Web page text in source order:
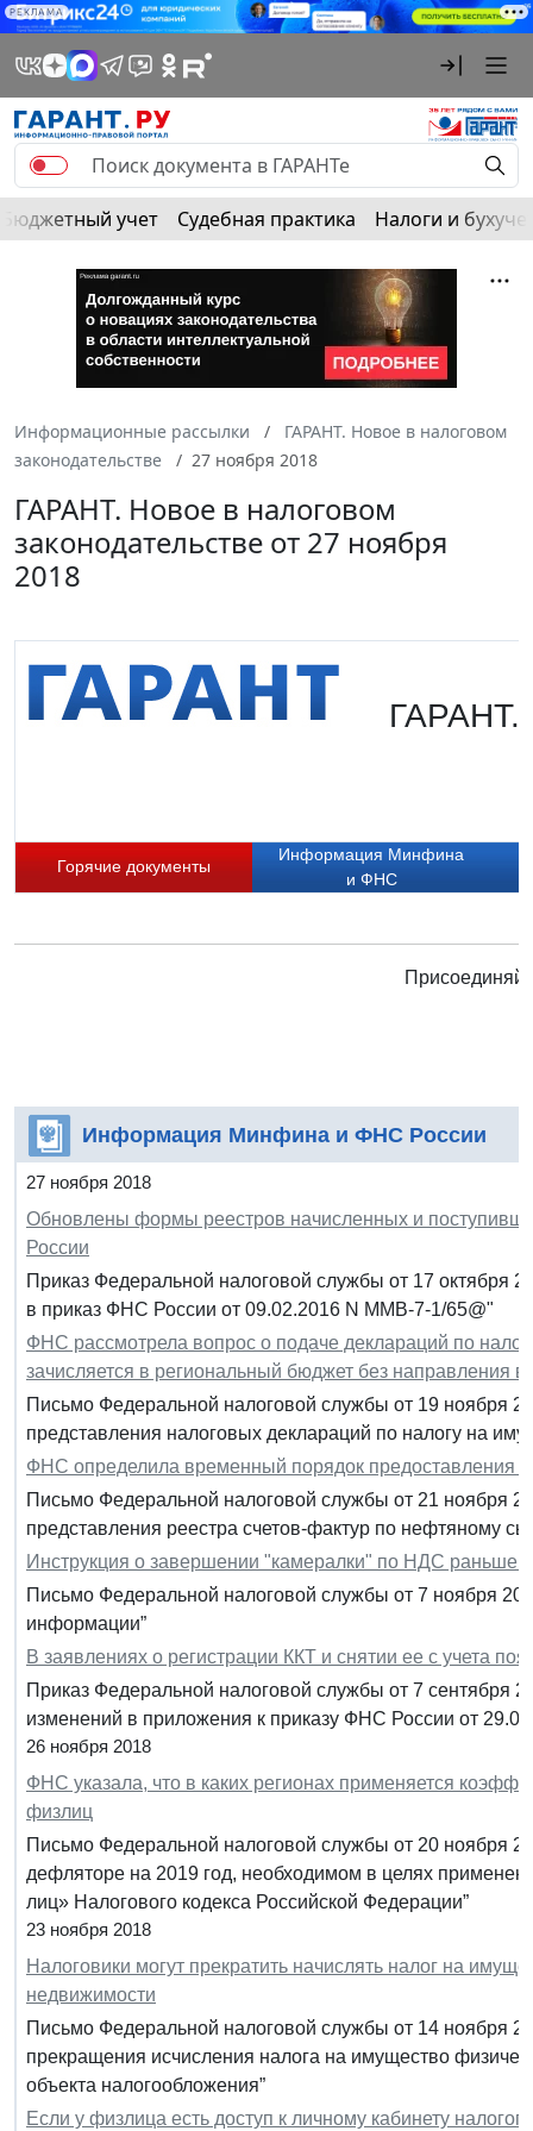
РЕКЛАМА
Бюджетный учет Судебная практика Налоги и
Информационные рассылки
ГАРАНТ. Новое в налоговом
законодательстве
27 ноября 2018
ГАРАНТ. Новое в налоговом
законодательстве от 27 ноября
2018
ГАРАНТ.
Горячие документы
Информация Минфина
и ФНС
Информация Минфина и ФНС России
27 ноября 2018
Обновлены формы реестров начисленных и
России
Приказ Федеральной налоговой службы от 17 октября
в приказ ФНС России от 09.02.2016 N ММВ-7-1/65@"
ФНС рассмотрела вопрос о подаче деклараций по
зачисляется в региональный бюджет без направления
Письмо Федеральной налоговой службы от 19 ноября
представления налоговых деклараций по налогу на
ФНС определила временный порядок предоставления
Письмо Федеральной налоговой службы от 21 ноября
представления реестра счетов-фактур по нефтяному
Инструкция о завершении "камералки" по НДС раньше
Письмо Федеральной налоговой службы от 7 ноября
информации”
В заявлениях о регистрации ККТ и снятии ее с учета
Приказ Федеральной налоговой службы от 7
изменений в приложения к приказу ФНС России от
26 ноября 2018
ФНС указала, что в каких регионах применяется
физлиц
Письмо Федеральной налоговой службы от 20 ноября
дефляторе на 2019 год, необходимом в целях
лиц» Налогового кодекса Российской Федерации”
23 ноября 2018
Налоговики могут прекратить начислять налог на
недвижимости
Письмо Федеральной налоговой службы от 14 ноября
прекращения исчисления налога на имущество
объекта налогообложения”
Если у физлица есть доступ к личному кабинету